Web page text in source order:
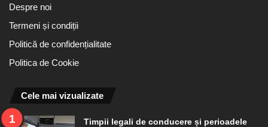
Despre noi
Termeni și condiții
Politică de confidențialitate
Politica de Cookie
Cele mai vizualizate
Timpii legali de conducere și perioadele